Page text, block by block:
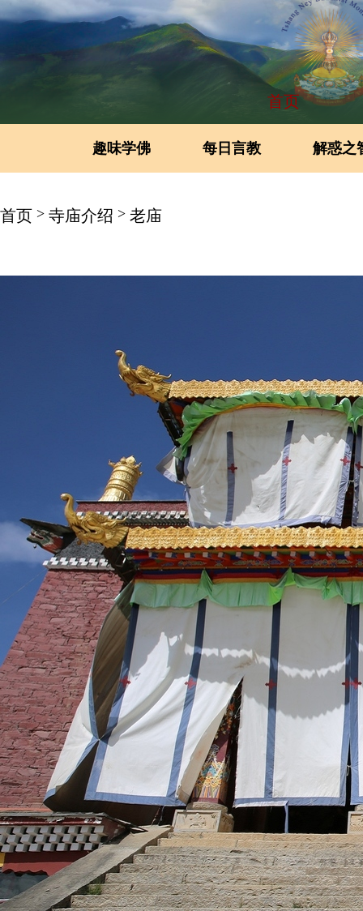
首页
趣味学佛 每日言教 解惑之
首页 > 寺庙介绍 > 老庙